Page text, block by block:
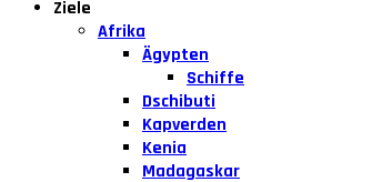
Ziele
Afrika
Ägypten
Schiffe
Dschibuti
Kapverden
Kenia
Madagaskar